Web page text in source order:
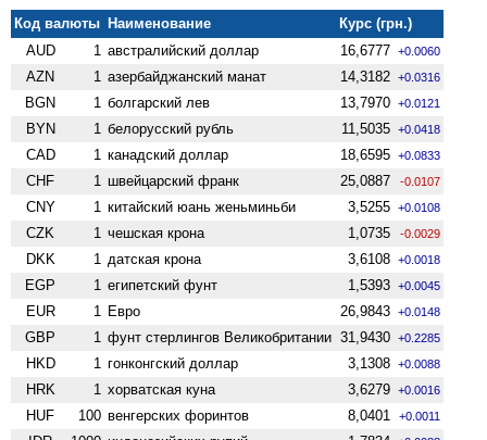
Код валюты Наименование
Курс (грн.)
AUD
1 австралийский доллар 16,6777 +0.0060
AZN 1 азербайджанский манат 14,3182 +0.0316
BGN 1 болгарский лев 13,7970 +0.0121
BYN 1 белорусский рубль 11,5035 +0.0418
CAD 1 канадский доллар 18,6595 +0.0833
CHF 1 швейцарский франк 25,0887 -0.0107
CNY 1 китайский юань женьминьби 3,5255 +0.0108
CZK 1 чешская крона 1,0735 -0.0029
DKK 1 датская крона 3,6108 +0.0018
EGP 1 египетский фунт 1,5393 +0.0045
EUR 1 Евро 26,9843 +0.0148
GBP 1 фунт стерлингов Велико­британии 31,9430 +0.2285
HKD 1 гонконгский доллар 3,1308 +0.0088
HRK 1 хорватская куна 3,6279 +0.0016
HUF 100 венгерских форинтов 8,0401 +0.0011